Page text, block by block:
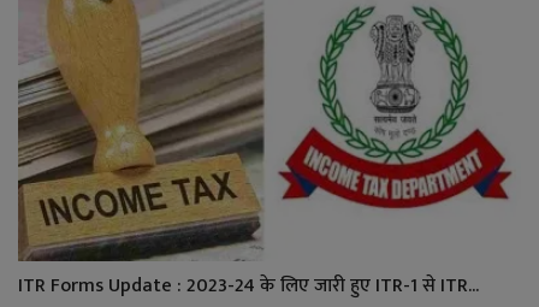
ITR Forms Update : 2023-24 के लिए जारी हुए ITR-1 से ITR...